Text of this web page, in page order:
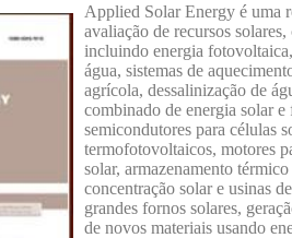
Applied Solar Energy é uma
avaliação de recursos
incluindo energia
água, sistemas de
agrícola, dessalinização de
combinado de energia solar
semicondutores para células
termofotovoltaicos, motores
solar, armazenamento
concentração solar e usinas
grandes fornos solares,
de novos materiais usando